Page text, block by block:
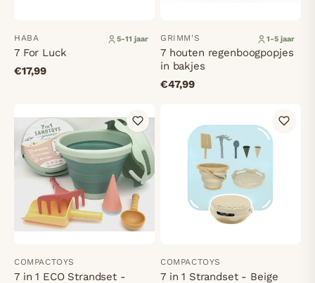
HABA 5-11 jaar
7 For Luck
€17,99
GRIMM'S 1-5 jaar
7 houten regenboogpopjes
in bakjes
€47,99
COMPACTOYS
7 in 1 ECO Strandset -
COMPACTOYS
7 in 1 Strandset - Beige